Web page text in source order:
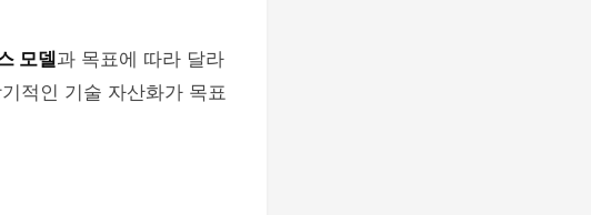
모델과 목표에 따라 달라
적인 기술 자산화가 목표